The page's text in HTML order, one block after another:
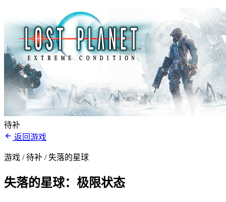
待补
返回游戏
游戏 / 待补 / 失落的星球
失落的星球：极限状态